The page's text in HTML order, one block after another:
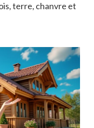
terre, chanvre et